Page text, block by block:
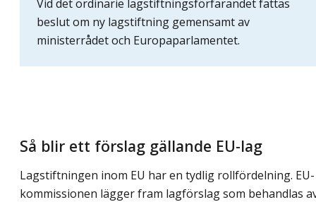
Vid det ordinarie lagstiftningsförfarandet fattas
beslut om ny lagstiftning gemensamt av
ministerrådet och Europaparlamentet.
Så blir ett förslag gällande EU-lag
Lagstiftningen inom EU har en tydlig rollfördelning. EU-
kommissionen lägger fram lagförslag som behandlas